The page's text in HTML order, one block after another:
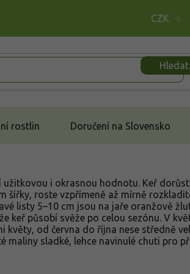
CZK
Hledat
rostlin Doručení na Slovensko
i okrasnou hodnotu. Keř
šířky, roste vzpřímeně až mírně
listy 5–10 cm jsou na jaře oranžově
keř působí svěže po celou sezónu. V
květy, od června do října nese středně
maliny sladké, lehce navinulé chuti pro